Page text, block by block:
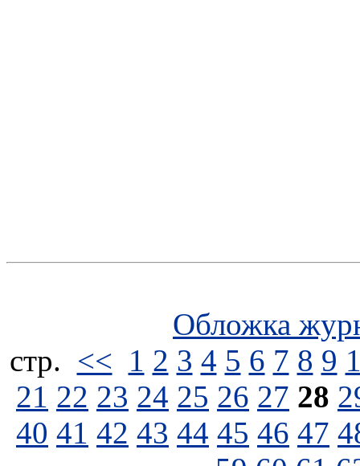
Обложка
стp. << 1 2 3 4 5 6 7 8 9
21 22 23 24 25 26 27 28
40 41 42 43 44 45 46 47